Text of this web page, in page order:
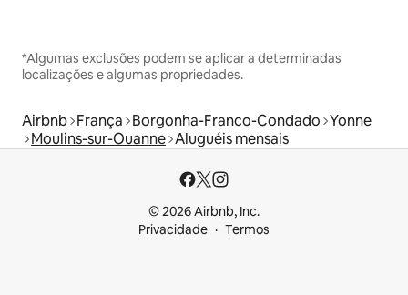
*Algumas exclusões podem se aplicar a determinadas
localizações e algumas propriedades.
Airbnb França Borgonha-Franco-Condado Yonne
Moulins-sur-Ouanne Aluguéis mensais
© 2026 Airbnb, Inc.
Privacidade
Termos